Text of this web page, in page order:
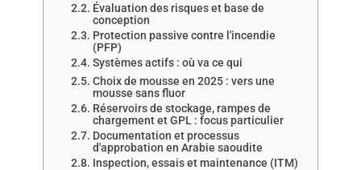
Évaluation des risques et base de
conception
Protection passive contre l'incendie
(PFP)
Systèmes actifs : où va ce qui
Choix de mousse en 2025 : vers une
mousse sans fluor
Réservoirs de stockage, rampes de
chargement et GPL : focus particulier
Documentation et processus
d'approbation en Arabie saoudite
Inspection, essais et maintenance (ITM)